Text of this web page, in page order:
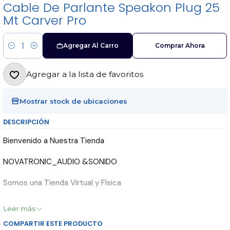
Cable De Parlante Speakon Plug 25
Mt Carver Pro
Cantidad
Agregar Al Carro Comprar Ahora
Agregar a la lista de favoritos
Mostrar stock de ubicaciones
DESCRIPCIÓN
Bienvenido a Nuestra Tienda
NOVATRONIC_AUDIO &SONIDO
Somos una Tienda Virtual y Física
Sucursal: San Diego / Santiago Centro/Galeria Sur
..................DESCRIPCIÓN PRODUCTO.................
Leer más
COMPARTIR ESTE PRODUCTO